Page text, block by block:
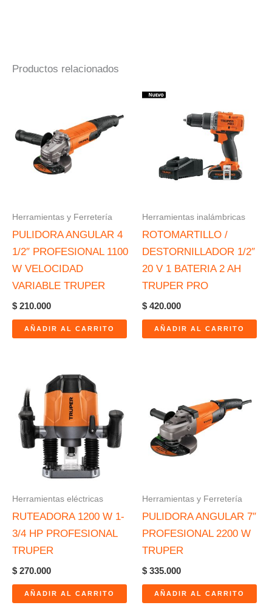
Productos relacionados
Herramientas y Ferretería
PULIDORA ANGULAR 4
1/2″ PROFESIONAL 1100
W VELOCIDAD
VARIABLE TRUPER
$ 210.000
AÑADIR AL CARRITO
Herramientas inalámbricas
ROTOMARTILLO /
DESTORNILLADOR 1/2″
20 V 1 BATERIA 2 AH
TRUPER PRO
$ 420.000
AÑADIR AL CARRITO
Herramientas eléctricas
RUTEADORA 1200 W 1-
3/4 HP PROFESIONAL
TRUPER
$ 270.000
AÑADIR AL CARRITO
Herramientas y Ferretería
PULIDORA ANGULAR 7″
PROFESIONAL 2200 W
TRUPER
$ 335.000
AÑADIR AL CARRITO